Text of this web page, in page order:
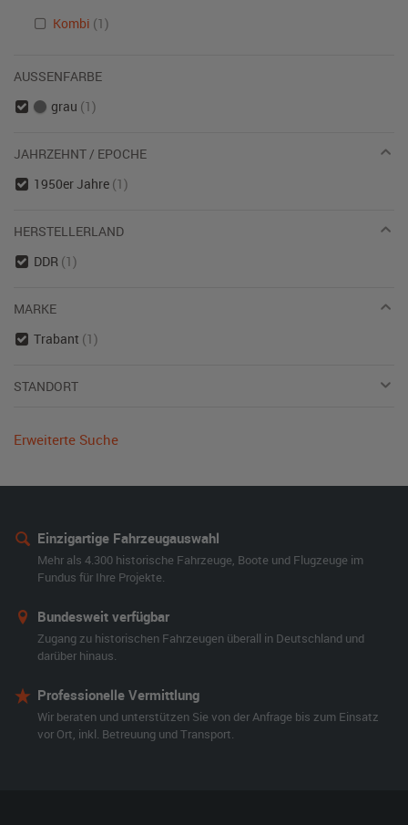
Kombi (1)
AUSSENFARBE
grau (1)
JAHRZEHNT / EPOCHE
1950er Jahre (1)
HERSTELLERLAND
DDR (1)
MARKE
Trabant (1)
STANDORT
Erweiterte Suche
Einzigartige Fahrzeugauswahl
Mehr als 4.300 historische Fahrzeuge, Boote und Flugzeuge im
Fundus für Ihre Projekte.
Bundesweit verfügbar
Zugang zu historischen Fahrzeugen überall in Deutschland und
darüber hinaus.
Professionelle Vermittlung
Wir beraten und unterstützen Sie von der Anfrage bis zum Einsatz
vor Ort, inkl. Betreuung und Transport.